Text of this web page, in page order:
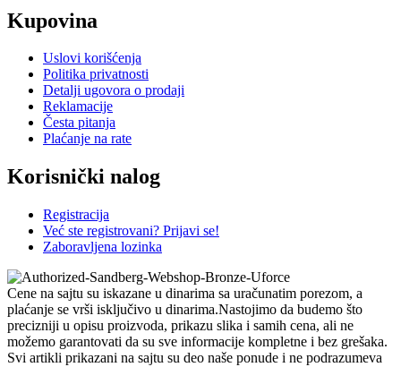
Kupovina
Uslovi korišćenja
Politika privatnosti
Detalji ugovora o prodaji
Reklamacije
Česta pitanja
Plaćanje na rate
Korisnički nalog
Registracija
Već ste registrovani? Prijavi se!
Zaboravljena lozinka
Cene na sajtu su iskazane u dinarima sa uračunatim porezom, a
plaćanje se vrši isključivo u dinarima.Nastojimo da budemo što
precizniji u opisu proizvoda, prikazu slika i samih cena, ali ne
možemo garantovati da su sve informacije kompletne i bez grešaka.
Svi artikli prikazani na sajtu su deo naše ponude i ne podrazumeva